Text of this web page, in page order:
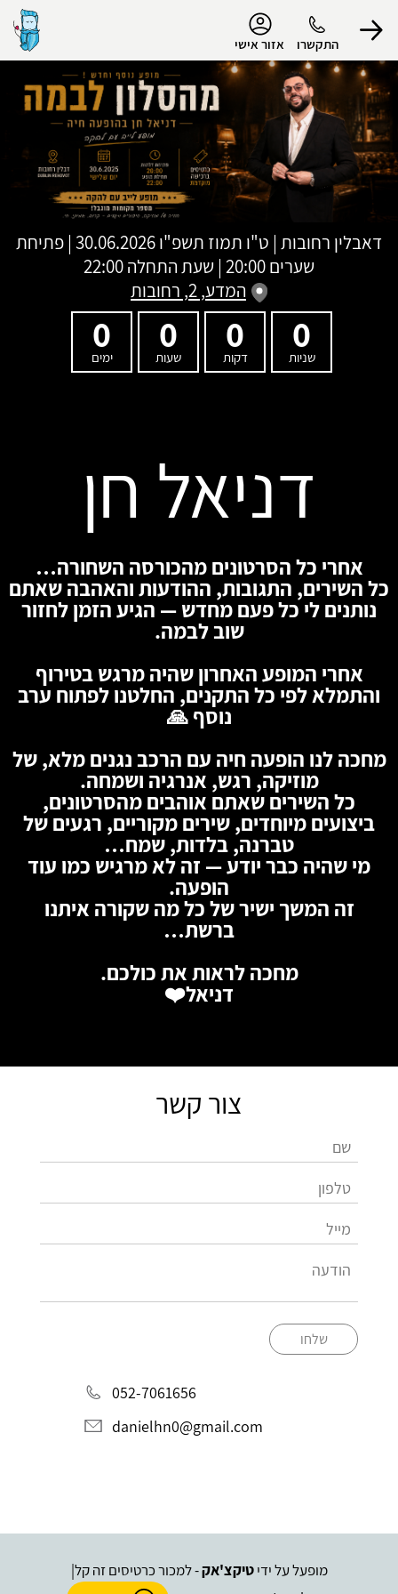
התקשרו אזור אישי
הפרופיל שלי
התנתק
דאבלין רחובות | ט"ו תמוז תשפ"ו
30.06.2026 | פתיחת
שערים 20:00 | שעת התחלה 22:00
המדע, 2, רחובות
0
שניות
0
דקות
0
שעות
0
ימים
דניאל חן
אחרי כל הסרטונים מהכורסה השחורה…
כל השירים, התגובות, ההודעות והאהבה שאתם
נותנים לי כל פעם מחדש — הגיע הזמן לחזור
שוב לבמה.
אחרי המופע האחרון שהיה מרגש בטירוף
והתמלא לפי כל התקנים, החלטנו לפתוח ערב
נוסף 🙏
מחכה לנו הופעה חיה עם הרכב נגנים מלא, של
מוזיקה, רגש, אנרגיה ושמחה.
כל השירים שאתם אוהבים מהסרטונים,
ביצועים מיוחדים, שירים מקוריים, רגעים של
טברנה, בלדות, שמח…
מי שהיה כבר יודע — זה לא מרגיש כמו עוד
הופעה.
זה המשך ישיר של כל מהשקורה איתנו
ברשת…
מחכה לראות את כולכם.
דניאל❤️
צור קשר
שלחו
052-7061656
danielhn0@gmail.com
מופעל על ידיטיקצ'אק- למכור כרטיסים זה קל